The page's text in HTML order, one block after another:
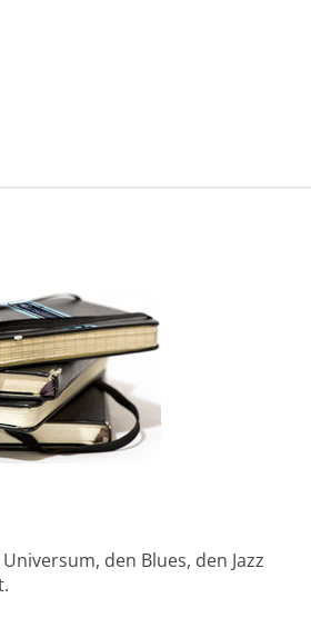
den Blues, den Jazz